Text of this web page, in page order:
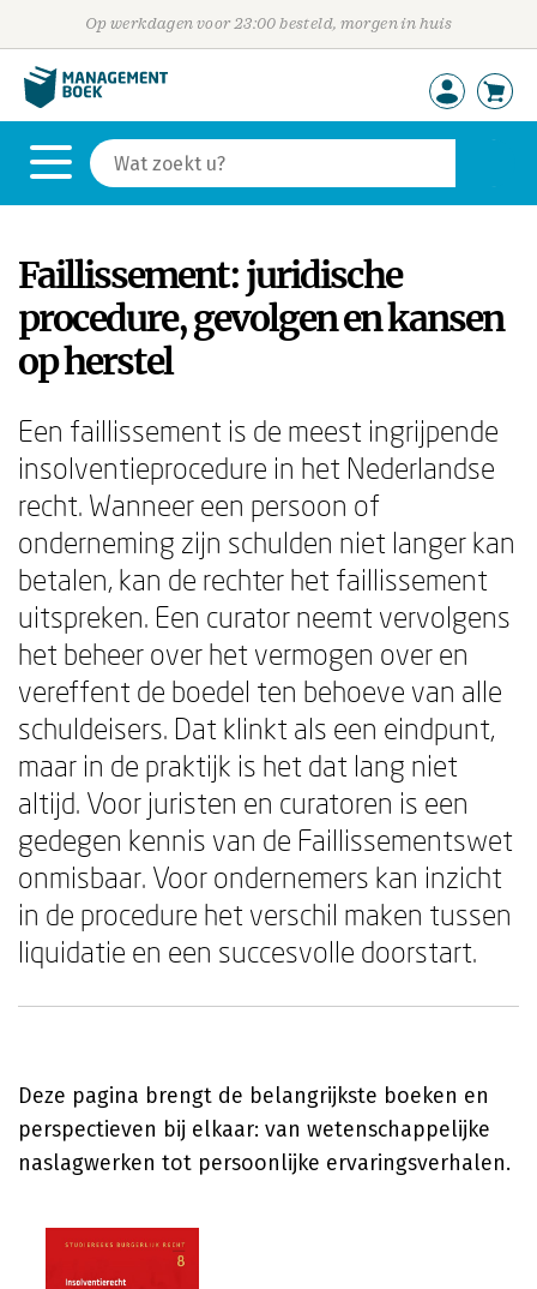
Op werkdagen voor 23:00 besteld, morgen in huis
Faillissement: juridische
procedure, gevolgen en kansen
op herstel
Een faillissement is de meest ingrijpende
insolventieprocedure in het Nederlandse
recht. Wanneer een persoon of
onderneming zijn schulden niet langer kan
betalen, kan de rechter het faillissement
uitspreken. Een curator neemt vervolgens
het beheer over het vermogen over en
vereffent de boedel ten behoeve van alle
schuldeisers. Dat klinkt als een eindpunt,
maar in de praktijk is het dat lang niet
altijd. Voor juristen en curatoren is een
gedegen kennis van de Faillissementswet
onmisbaar. Voor ondernemers kan inzicht
in de procedure het verschil maken tussen
liquidatie en een succesvolle doorstart.
Deze pagina brengt de belangrijkste boeken en
perspectieven bij elkaar: van wetenschappelijke
naslagwerken tot persoonlijke ervaringsverhalen.